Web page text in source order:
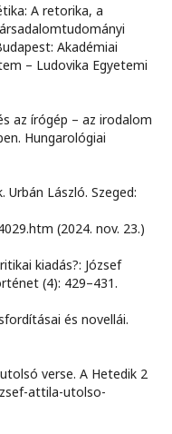
A retorika, a
Akadémiai
– Ludovika Egyetemi
az írógép – az irodalom
Hungarológiai
Urbán László. Szeged:
(2024. nov. 23.)
kiadás?: József
(4): 429–431.
és novellái.
verse. A Hetedik 2
attila-utolso-